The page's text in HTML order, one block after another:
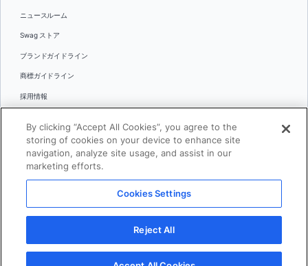
ニュースルーム
Swag ストア
ブランドガイドライン
商標ガイドライン
採用情報
言語
日本語
© 2026 Docker Inc.全著作権所有
利用規約(英語)
プライバシー
Cookies Settings
By clicking “Accept All Cookies”, you agree to the
storing of cookies on your device to enhance site
navigation, analyze site usage, and assist in our
marketing efforts.
Cookies Settings
Reject All